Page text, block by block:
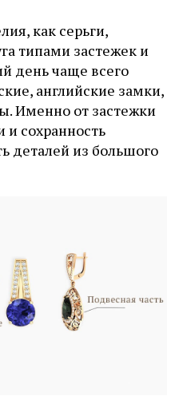
как серьги,
типами застежек и
день чаще всего
английские замки,
Именно от застежки
и сохранность
деталей из большого